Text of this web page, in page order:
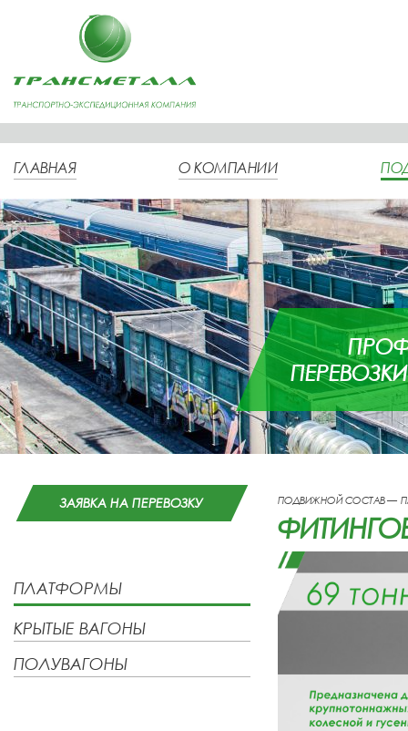
ГЛАВНАЯ О КОМПАНИИ
ЗАЯВКА НА ПЕРЕВОЗКУ
ПЛАТФОРМЫ
КРЫТЫЕ ВАГОНЫ
ПОЛУВАГОНЫ
ПОДВИЖНОЙ СОСТАВ —